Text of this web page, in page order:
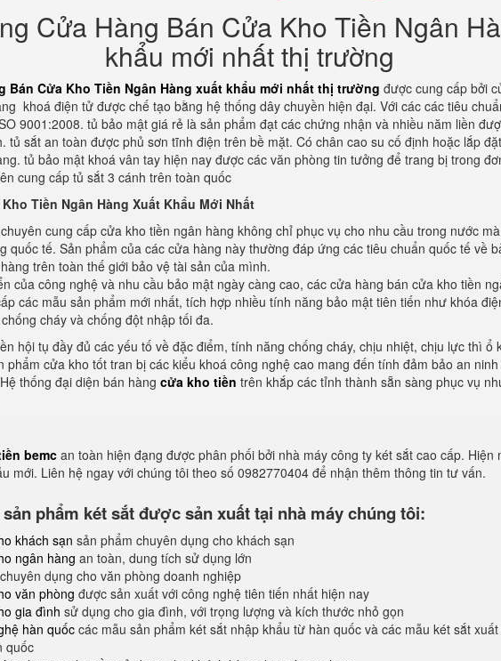
Cửa Hàng Bán Cửa Kho Tiền Ngân
khẩu mới nhất thị trường
Bán Cửa Kho Tiền Ngân Hàng xuất khẩu mới nhất thị trường được cung cấp bởi
khoá điện tử được chế tạo bằng hệ thống dây chuyền hiện đại. Với các các tiêu
9001:2008. tủ bảo mật giá rẻ là sản phẩm đạt các chứng nhận và nhiều năm liền
tủ sắt an toàn được phủ sơn tĩnh điện trên bề mặt. Có chân cao su cố định hoặc lắp
tủ bảo mật khoá vân tay hiện nay được các văn phòng tin tưởng để trang bị trong
cung cấp tủ sắt 3 cánh trên toàn quốc
Tiền Ngân Hàng Xuất Khẩu Mới Nhất
cung cấp cửa kho tiền ngân hàng không chỉ phục vụ cho nhu cầu trong nước
quốc tế. Sản phẩm của các cửa hàng này thường đáp ứng các tiêu chuẩn quốc tế về
trên toàn thế giới bảo vệ tài sản của mình.
của công nghệ và nhu cầu bảo mật ngày càng cao, các cửa hàng bán cửa kho tiền
các mẫu sản phẩm mới nhất, tích hợp nhiều tính năng bảo mật tiên tiến như khóa
cháy và chống đột nhập tối đa.
hội tụ đầy đủ các yếu tố về đặc điểm, tính năng chống cháy, chịu nhiệt, chịu lực thì ổ
phẩm cửa kho tốt tran bị các kiểu khoá công nghệ cao mang đến tính đảm bảo an
thống đại diện bán hàng cửa kho tiền trên khắp các tỉnh thành sẵn sàng phục vụ
bemc an toàn hiện đạng được phân phối bởi nhà máy công ty két sắt cao cấp. Hiện
mới. Liên hệ ngay với chúng tôi theo số 0982770404 để nhận thêm thông tin tư vấn.
phẩm két sắt được sản xuất tại nhà máy chúng tôi:
khách sạn sản phẩm chuyên dụng cho khách sạn
ngân hàng an toàn, dung tích sử dụng lớn
chuyên dụng cho văn phòng doanh nghiệp
văn phòng được sản xuất với công nghệ tiên tiến nhất hiện nay
gia đình sử dụng cho gia đình, với trọng lượng và kích thước nhỏ gọn
hàn quốc các mẫu sản phẩm két sắt nhập khẩu từ hàn quốc và các mẫu két sắt
quốc